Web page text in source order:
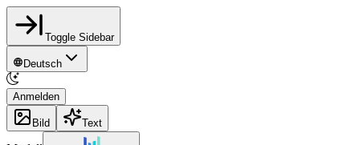
Toggle Sidebar
Deutsch
Anmelden
Bild Text